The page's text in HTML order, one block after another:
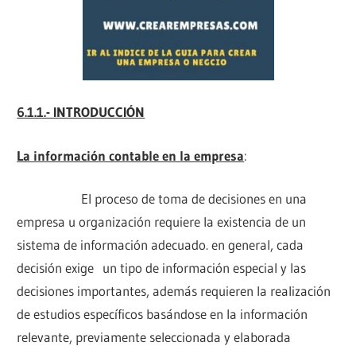
6.1.1.- INTRODUCCIÓN
La información contable en la empresa:
El proceso de toma de decisiones en una
empresa u organización requiere la existencia de un
sistema de información adecuado. en general, cada
decisión exige un tipo de información especial y las
decisiones importantes, además requieren la realización
de estudios específicos basándose en la información
relevante, previamente seleccionada y elaborada